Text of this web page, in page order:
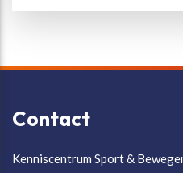
Contact
Kenniscentrum Sport &